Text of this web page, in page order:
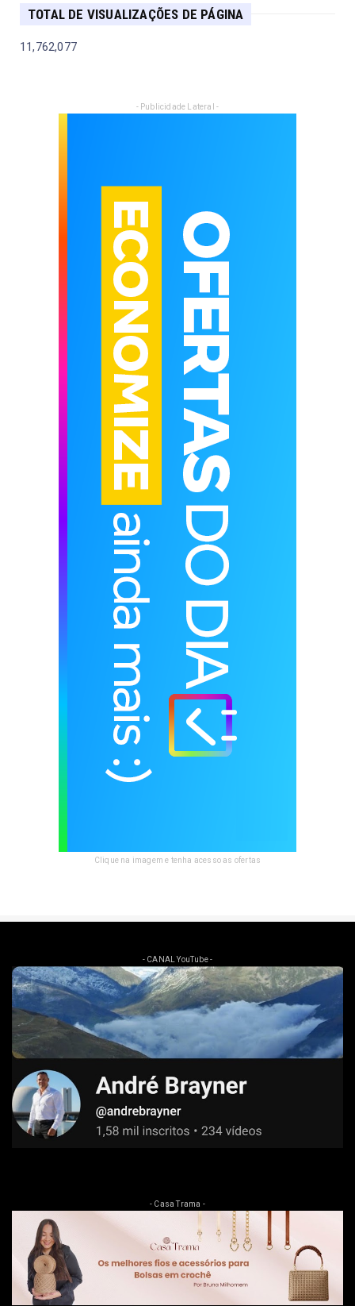
TOTAL DE VISUALIZAÇÕES DE PÁGINA
11,762,077
- Publicidade Lateral -
Clique na imagem e tenha acesso as ofertas
- CANAL YouTube -
- Casa Trama -